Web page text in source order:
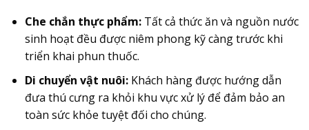
Che chắn thực phẩm:Tất cả thức ăn và nguồn nước
sinh hoạt đều được niêm phong kỹ càng trước khi
triển khai phun thuốc.
Di chuyển vật nuôi:Khách hàng được hướng dẫn
đưa thú cưng ra khỏi khu vực xử lý để đảm bảo an
toàn sức khỏe tuyệt đối cho chúng.